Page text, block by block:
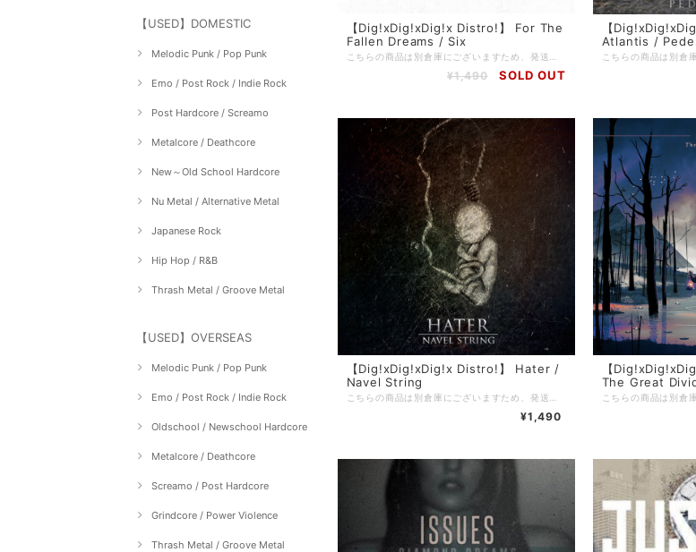
【USED】DOMESTIC
Melodic Punk / Pop Punk
Emo / Post Rock / Indie Rock
Post Hardcore / Screamo
Metalcore / Deathcore
New～Old School Hardcore
Nu Metal / Alternative Metal
Japanese Rock
Hip Hop / R&B
Thrash Metal / Groove Metal
【USED】OVERSEAS
Melodic Punk / Pop Punk
Emo / Post Rock / Indie Rock
Oldschool / Newschool Hardcore
Metalcore / Deathcore
Screamo / Post Hardcore
Grindcore / Power Violence
Thrash Metal / Groove Metal
【Dig!xDig!xDig!x Distro!】 For The
Fallen Dreams / Six
こちらの商品は別倉庫にございますため、発送までに3〜4週間を頂戴しております。 ※通常発送の商品と一緒にご注文頂いた場合はすべての商品が揃い次第の発送となりますことご留意のほどお願い申し上げます。 =================================== 【Dig!xDig!xDig!x Distro!】 当店を利用したことがある方の多くは知っているであろう、滋賀のDig!xDig!xDig!x Distro!。 現在店主のやんち氏(5PM PROMISE / JUSTICE FOR REASON)が中国にいるため、彼が帰国するまでの間当店でDig!xDig!xDig!x Distro!の在庫を預かり販売しております。 当店で売れたDig!xDig!xDig!x Distro!の売り上げは彼のお店が復帰後にお渡しするので、それでまたヲタ歓喜な音源を入荷してもらいましょう！
¥1,490 SOLD OUT
【
Atlantis /
【Dig!xDig!xDig!x Distro!】 Hater /
Navel String
こちらの商品は別倉庫にございますため、発送までに3〜4週間を頂戴しております。 ※通常発送の商品と一緒にご注文頂いた場合はすべての商品が揃い次第の発送となりますことご留意のほどお願い申し上げます。 =================================== 【Dig!xDig!xDig!x Distro!】 当店を利用したことがある方の多くは知っているであろう、滋賀のDig!xDig!xDig!x Distro!。 現在店主のやんち氏(5PM PROMISE / JUSTICE FOR REASON)が中国にいるため、彼が帰国するまでの間当店でDig!xDig!xDig!x Distro!の在庫を預かり販売しております。 当店で売れたDig!xDig!xDig!x Distro!の売り上げは彼のお店が復帰後にお渡しするので、それでまたヲタ歓喜な音源を入荷してもらいましょう！
¥1,490
【
The Great